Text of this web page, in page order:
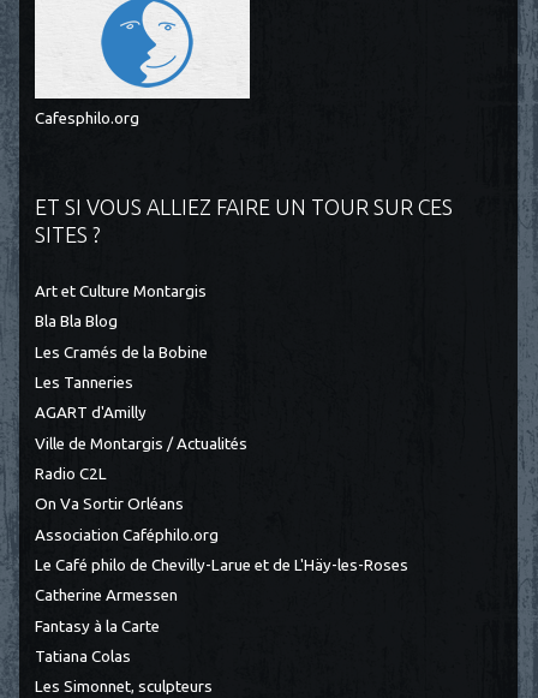
Cafesphilo.org
ET SI VOUS ALLIEZ FAIRE UN TOUR SUR CES
SITES ?
Art et Culture Montargis
Bla Bla Blog
Les Cramés de la Bobine
Les Tanneries
AGART d'Amilly
Ville de Montargis / Actualités
Radio C2L
On Va Sortir Orléans
Association Caféphilo.org
Le Café philo de Chevilly-Larue et de L'Häy-les-Roses
Catherine Armessen
Fantasy à la Carte
Tatiana Colas
Les Simonnet, sculpteurs